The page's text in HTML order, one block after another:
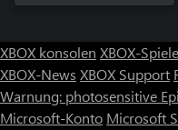
XBOX konsolen XBOX-Spiele
XBOX-News XBOX Support
Warnung: photosensitive
Microsoft-Konto Microsoft